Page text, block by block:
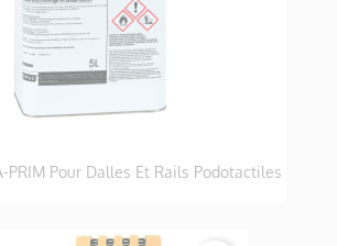
PRIM Pour Dalles Et Rails Podotactiles